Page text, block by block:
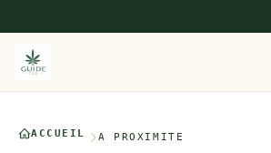
ACCUEIL À PROXIMITÉ